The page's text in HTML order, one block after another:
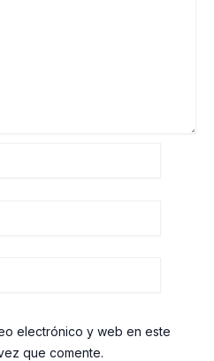
electrónico y web en este
que comente.